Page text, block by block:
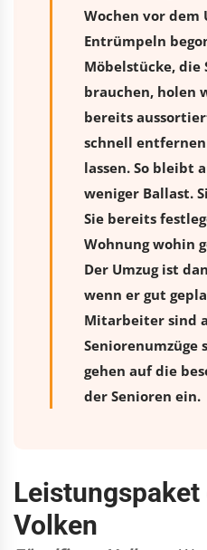
Wochen vor dem
Entrümpeln
Möbelstücke, die
brauchen, holen
bereits
schnell
lassen. So bleibt
weniger Ballast.
Sie bereits
Wohnung wohin
Der Umzug ist
wenn er gut
Mitarbeiter sind
Seniorenumzüge
gehen auf die
der Senioren ein.
Volken